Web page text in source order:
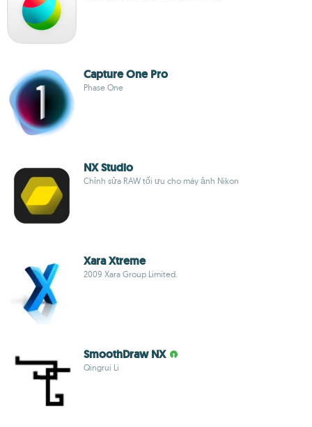
Capture One Pro
Phase One
NX Studio
Chỉnh sửa RAW tối ưu cho máy ảnh Nikon
Xara Xtreme
2009 Xara Group Limited.
SmoothDraw NX
Qingrui Li